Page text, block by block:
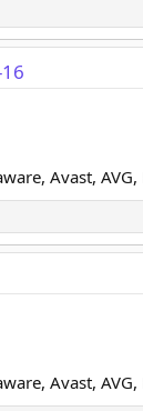
Avast,
Avast, AVG,